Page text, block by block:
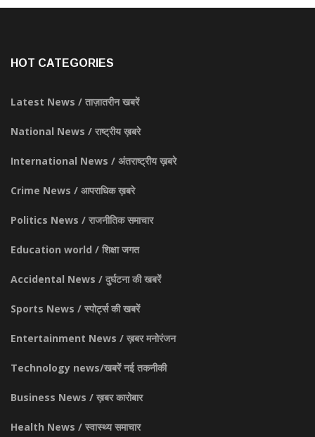
HOT CATEGORIES
Latest News / ताज़ातरीन खबरें
National News / राष्ट्रीय ख़बरे
International News / अंतराष्ट्रीय ख़बरे
Crime News / आपराधिक ख़बरे
Politics News / राजनीतिक समाचार
Education world / शिक्षा जगत
Accidental News / दुर्घटना की खबरें
Sports News / स्पोर्ट्स की खबरें
Entertainment News / ख़बर मनोरंजन
Technology news/खबरें नई तकनीकी
Business News / ख़बर कारोबार
Health News / स्वास्थ्य समाचार